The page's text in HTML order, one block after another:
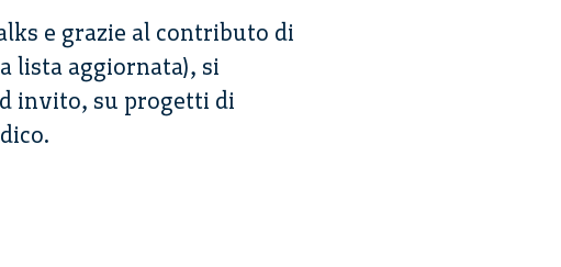
e grazie al contributo di
lista aggiornata), si
invito, su progetti di